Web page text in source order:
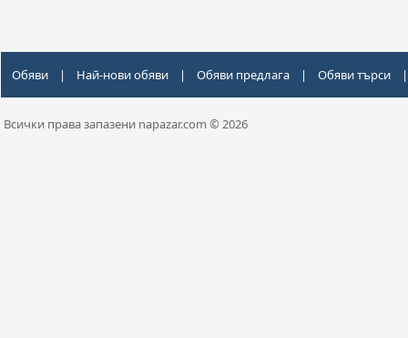
Обяви | Най-нови обяви | Обяви предлага | Обяви търси |
Всички права запазени napazar.com © 2026